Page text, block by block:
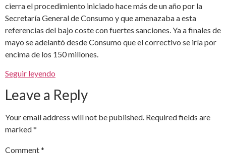
cierra el procedimiento iniciado hace más de un año por la
Secretaría General de Consumo y que amenazaba a esta
referencias del bajo coste con fuertes sanciones. Ya a finales de
mayo se adelantó desde Consumo que el correctivo se iría por
encima de los 150 millones.
Seguir leyendo
Leave a Reply
Your email address will not be published. Required fields are
marked*
Comment*